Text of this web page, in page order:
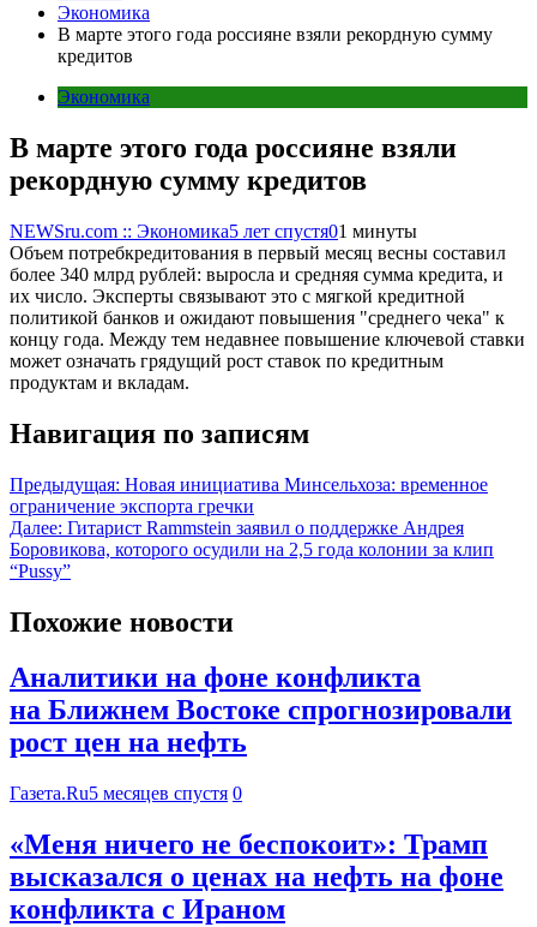
Экономика
В марте этого года россияне взяли рекордную сумму
кредитов
Экономика
В марте этого года россияне взяли
рекордную сумму кредитов
NEWSru.com :: Экономика5 лет спустя01 минуты
Объем потребкредитования в первый месяц весны составил
более 340 млрд рублей: выросла и средняя сумма кредита, и
их число. Эксперты связывают это с мягкой кредитной
политикой банков и ожидают повышения "среднего чека" к
концу года. Между тем недавнее повышение ключевой ставки
может означать грядущий рост ставок по кредитным
продуктам и вкладам.
Навигация по записям
Предыдущая: Новая инициатива Минсельхоза: временное
ограничение экспорта гречки
Далее: Гитарист Rammstein заявил о поддержке Андрея
Боровикова, которого осудили на 2,5 года колонии за клип
“Pussy”
Похожие новости
Аналитики на фоне конфликта
на Ближнем Востоке спрогнозировали
рост цен на нефть
Газета.Ru5 месяцев спустя 0
«Меня ничего не беспокоит»: Трамп
высказался о ценах на нефть на фоне
конфликта с Ираном